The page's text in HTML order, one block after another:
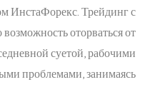
ИнстаФорекс. Трейдинг с
оторваться от
суетой, рабочими
проблемами, занимаясь